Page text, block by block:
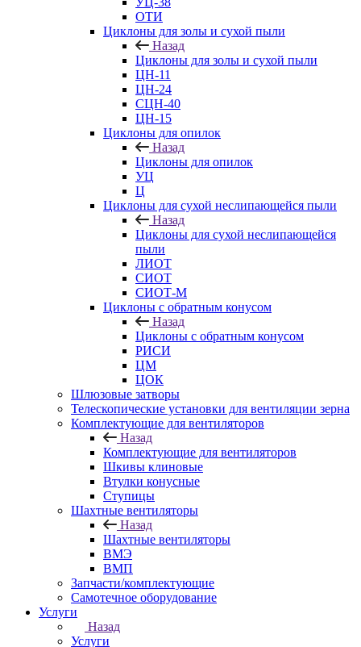
ОТИ
Циклоны для золы и сухой пыли
Назад
Циклоны для золы и сухой пыли
ЦН-11
ЦН-24
СЦН-40
ЦН-15
Циклоны для опилок
Назад
Циклоны для опилок
УЦ
Ц
Циклоны для сухой неслипающейся пыли
Назад
Циклоны для сухой неслипающейся
пыли
ЛИОТ
СИОТ
СИОТ-М
Циклоны с обратным конусом
Назад
Циклоны с обратным конусом
РИСИ
ЦМ
ЦОК
Шлюзовые затворы
Телескопические установки для вентиляции зерна
Комплектующие для вентиляторов
Назад
Комплектующие для вентиляторов
Шкивы клиновые
Втулки конусные
Ступицы
Шахтные вентиляторы
Назад
Шахтные вентиляторы
ВМЭ
ВМП
Запчасти/комплектующие
Самотечное оборудование
Услуги
Назад
Услуги